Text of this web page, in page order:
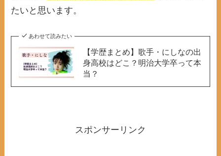
たいと思います。
あわせて読みたい
【学歴まとめ】歌手・にしなの出
身高校はどこ？明治大学卒って本
当？
スポンサーリンク